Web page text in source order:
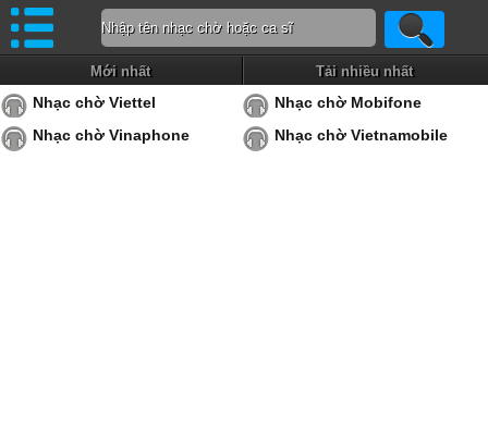
Mới nhất Tải nhiều nhất
Nhạc chờ Viettel
Nhạc chờ Mobifone
Nhạc chờ Vinaphone
Nhạc chờ Vietnamobile